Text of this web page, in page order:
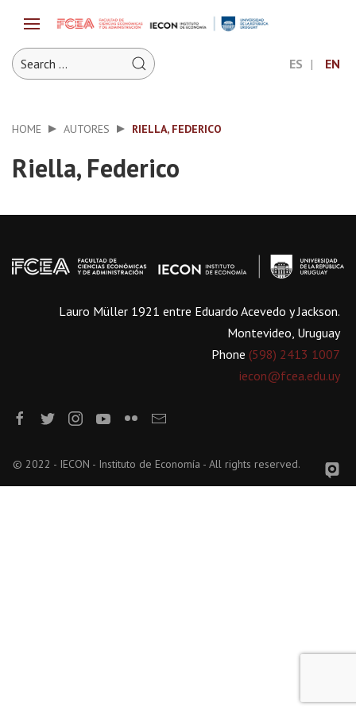
ES EN
HOME AUTORES RIELLA, FEDERICO
Riella, Federico
Lauro Müller 1921 entre Eduardo Acevedo y Jackson.
Montevideo, Uruguay
Phone (598) 2413 1007
iecon@fcea.edu.uy
© 2022 - IECON - Instituto de Economía - All rights reserved.